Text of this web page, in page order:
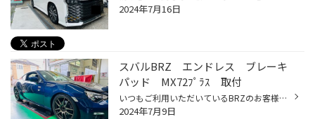
2024年7月16日
スバルBRZ エンドレス ブレーキ
パッド MX72ﾌﾟﾗｽ 取付
いつもご利用いただいているBRZのお客様です。 ブレーキパッドのご注文をいただきましたので早速交換していきましょう！ ENDLESS MX72 PLUS ストリートからサーキットまで幅広いシーンでの制動力に定評のある人気のブレーキパッドですね。 しっかりと確実に取り付けさせていただきました。 仕上げは...
2024年7月9日